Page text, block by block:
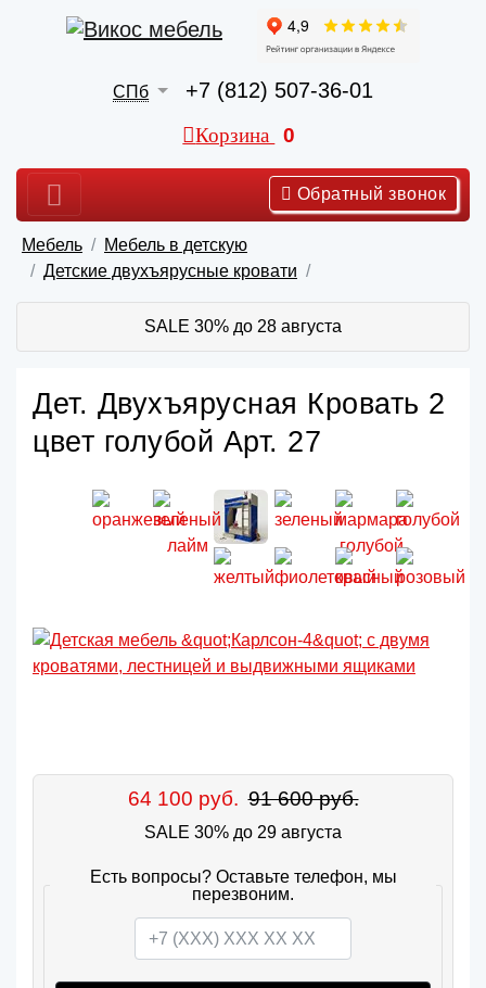
СПб +7 (812) 507-36-01
Корзина 0
Обратный звонок
Мебель
Мебель в детскую
Детские двухъярусные кровати
SALE 30% до 28 августа
Дет. Двухъярусная Кровать 2
цвет голубой Арт. 27
64 100 руб. 91 600 руб.
SALE 30% до 29 августа
Есть вопросы? Оставьте телефон, мы
перезвоним.